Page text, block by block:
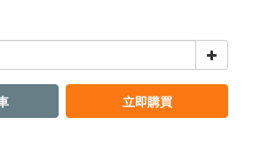
立即購買